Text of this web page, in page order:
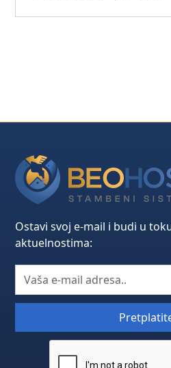
Ostavi svoj e-mail i budi u
aktuelnostima: